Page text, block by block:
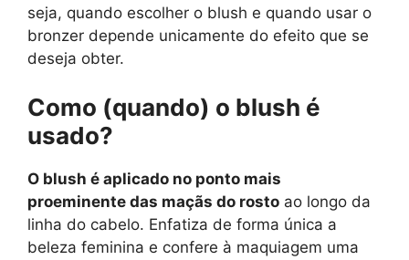
seja, quando escolher o blush e quando usar o
bronzer depende unicamente do efeito que se
deseja obter.
Como (quando) o blush é
usado?
O blush é aplicado no ponto mais
proeminente das maçãs do rosto ao longo da
linha do cabelo. Enfatiza de forma única a
beleza feminina e confere à maquiagem uma